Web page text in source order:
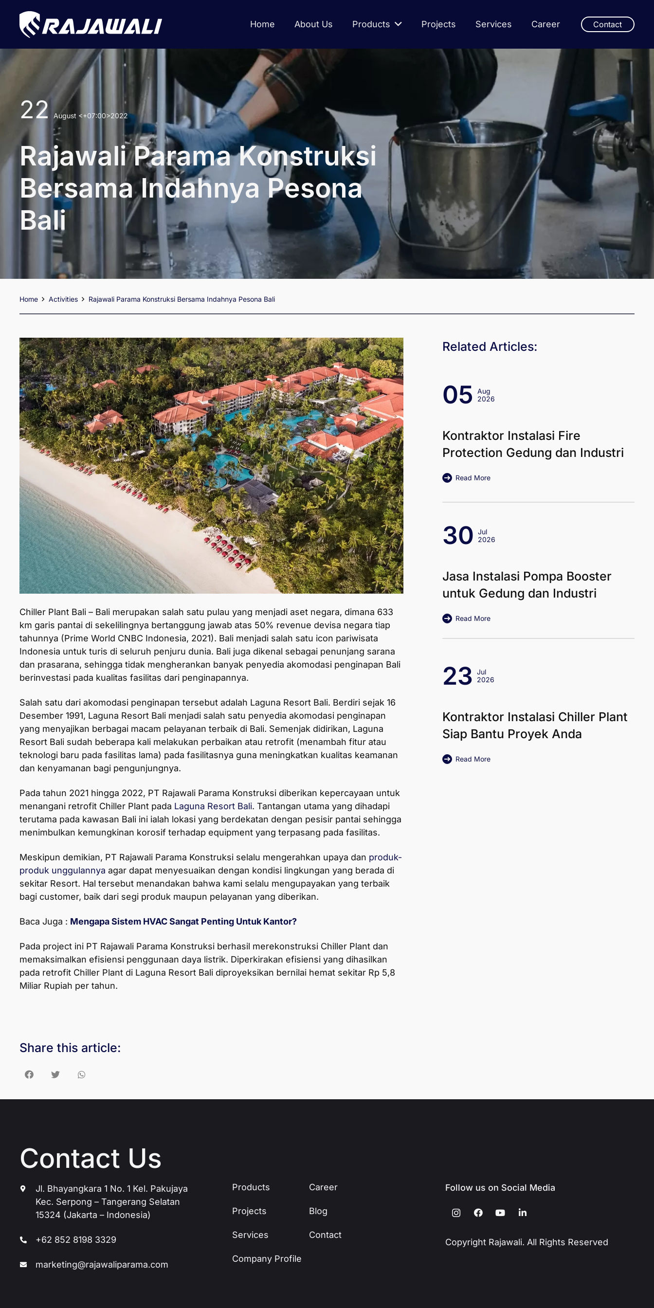
Home About Us Products Projects Services Career Contact
22 August <+07:00>2022
Rajawali Parama Konstruksi
Bersama Indahnya Pesona
Bali
Home Activities Rajawali Parama Konstruksi Bersama Indahnya Pesona Bali
Chiller Plant Bali – Bali merupakan salah satu pulau yang menjadi aset negara, dimana 633
km garis pantai di sekelilingnya bertanggung jawab atas 50% revenue devisa negara tiap
tahunnya (Prime World CNBC Indonesia, 2021). Bali menjadi salah satu icon pariwisata
Indonesia untuk turis di seluruh penjuru dunia. Bali juga dikenal sebagai penunjang sarana
dan prasarana, sehingga tidak mengherankan banyak penyedia akomodasi penginapan Bali
berinvestasi pada kualitas fasilitas dari penginapannya.
Salah satu dari akomodasi penginapan tersebut adalah Laguna Resort Bali. Berdiri sejak 16
Desember 1991, Laguna Resort Bali menjadi salah satu penyedia akomodasi penginapan
yang menyajikan berbagai macam pelayanan terbaik di Bali. Semenjak didirikan, Laguna
Resort Bali sudah beberapa kali melakukan perbaikan atau retrofit (menambah fitur atau
teknologi baru pada fasilitas lama) pada fasilitasnya guna meningkatkan kualitas keamanan
dan kenyamanan bagi pengunjungnya.
Pada tahun 2021 hingga 2022, PT Rajawali Parama Konstruksi diberikan kepercayaan untuk
menangani retrofit Chiller Plant pada Laguna Resort Bali. Tantangan utama yang dihadapi
terutama pada kawasan Bali ini ialah lokasi yang berdekatan dengan pesisir pantai sehingga
menimbulkan kemungkinan korosif terhadap equipment yang terpasang pada fasilitas.
Meskipun demikian, PT Rajawali Parama Konstruksi selalu mengerahkan upaya dan produk-
produk unggulannya agar dapat menyesuaikan dengan kondisi lingkungan yang berada di
sekitar Resort. Hal tersebut menandakan bahwa kami selalu mengupayakan yang terbaik
bagi customer, baik dari segi produk maupun pelayanan yang diberikan.
Baca Juga : Mengapa Sistem HVAC Sangat Penting Untuk Kantor?
Pada project ini PT Rajawali Parama Konstruksi berhasil merekonstruksi Chiller Plant dan
memaksimalkan efisiensi penggunaan daya listrik. Diperkirakan efisiensi yang dihasilkan
pada retrofit Chiller Plant di Laguna Resort Bali diproyeksikan bernilai hemat sekitar Rp 5,8
Miliar Rupiah per tahun.
Share this article:
Related Articles:
05
Aug
2026
Kontraktor Instalasi Fire
Protection Gedung dan Industri
Read More
30
Jul
2026
Jasa Instalasi Pompa Booster
untuk Gedung dan Industri
Read More
23
Jul
2026
Kontraktor Instalasi Chiller Plant
Siap Bantu Proyek Anda
Read More
Contact Us
Jl. Bhayangkara 1 No. 1 Kel. Pakujaya
Kec. Serpong – Tangerang Selatan
15324 (Jakarta – Indonesia)
+62 852 8198 3329
marketing@rajawaliparama.com
Products
Projects
Services
Career
Blog
Contact
Company Profile
Follow us on Social Media
Copyright Rajawali. All Rights Reserved